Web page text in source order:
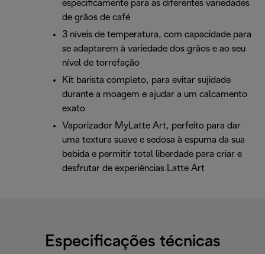
especificamente para as diferentes variedades
de grãos de café
3 níveis de temperatura, com capacidade para
se adaptarem à variedade dos grãos e ao seu
nível de torrefação
Kit barista completo, para evitar sujidade
durante a moagem e ajudar a um calcamento
exato
Vaporizador MyLatte Art, perfeito para dar
uma textura suave e sedosa à espuma da sua
bebida e permitir total liberdade para criar e
desfrutar de experiências Latte Art
Especificações técnicas